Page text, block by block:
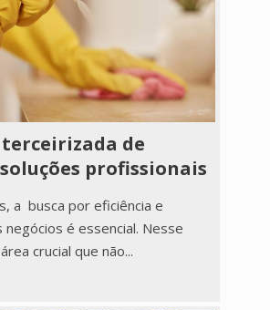
terceirizada de
profissionais
a busca por eficiência e
negócios é essencial. Nesse
crucial que não...